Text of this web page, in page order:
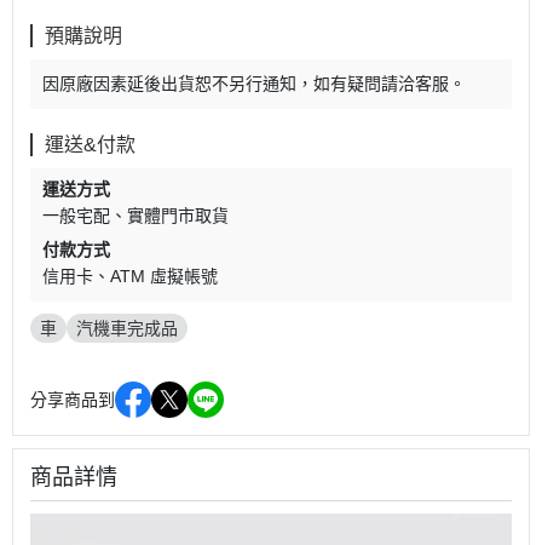
預購說明
因原廠因素延後出貨恕不另行通知，如有疑問請洽客服。
運送&付款
運送方式
一般宅配
實體門市取貨
付款方式
信用卡
ATM 虛擬帳號
車 汽機車完成品
分享商品到
商品詳情